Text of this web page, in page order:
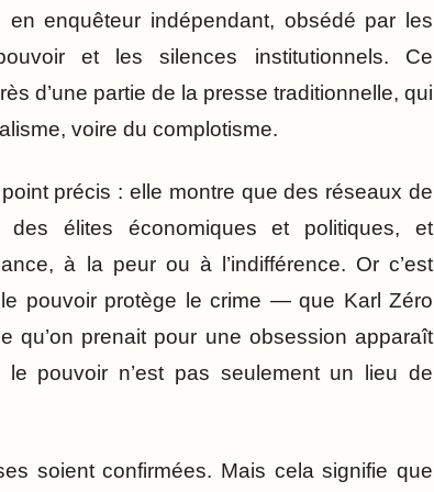
en enquêteur indépendant, obsédé par les
et les silences institutionnels. Ce
d’une partie de la presse traditionnelle, qui
voire du complotisme.
précis : elle montre que des réseaux de
élites économiques et politiques, et
à la peur ou à l’indifférence. Or c’est
pouvoir protège le crime — que Karl Zéro
qu’on prenait pour une obsession apparaît
le pouvoir n’est pas seulement un lieu de
soient confirmées. Mais cela signifie que